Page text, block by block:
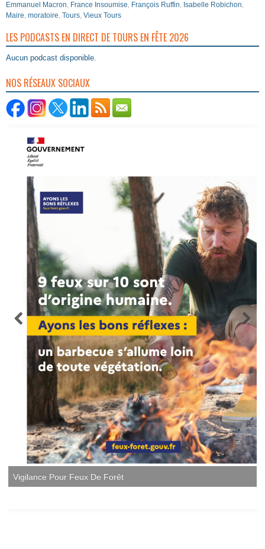
Emmanuel Macron, France Insoumise, François Ruffin, Isabelle Robichon,
Maire, moratoire, Tours, Vieux Tours
LES PODCASTS EN DIRECT DE TOURS EN FÊTE 2026
Aucun podcast disponible.
NOS RÉSEAUX SOCIAUX
Vigilance Pour Feux De Forêt